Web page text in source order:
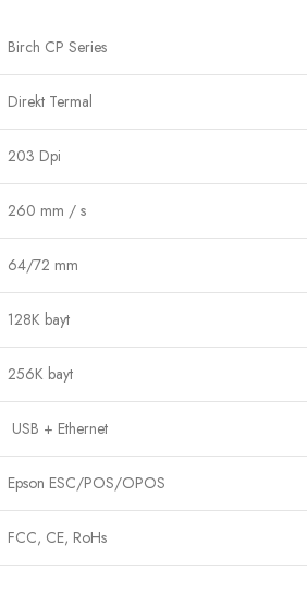
Birch CP Series
Direkt Termal
203 Dpi
260 mm / s
64/72 mm
128K bayt
256K bayt
USB + Ethernet
Epson ESC/POS/OPOS
FCC, CE, RoHs